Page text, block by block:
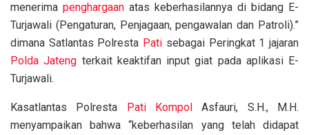
menerima penghargaan atas keberhasilannya di bidang E-
Turjawali (Pengaturan, Penjagaan, pengawalan dan Patroli).”
dimana Satlantas Polresta Pati sebagai Peringkat 1 jajaran
Polda Jateng terkait keaktifan input giat pada aplikasi E-
Turjawali.
Kasatlantas Polresta Pati Kompol Asfauri, S.H., M.H.
menyampaikan bahwa “keberhasilan yang telah didapat